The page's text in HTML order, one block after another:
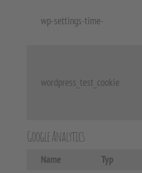
wp-settings-time-
wordpress_test_cookie
Google Analytics
Name Typ